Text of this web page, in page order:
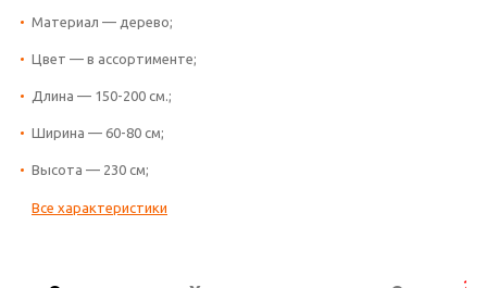
Материал — дерево;
Цвет — в ассортименте;
Длина — 150-200 см.;
Ширина — 60-80 см;
Высота — 230 см;
Все характеристики